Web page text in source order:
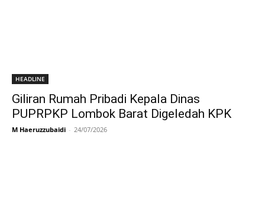
HEADLINE
Giliran Rumah Pribadi Kepala Dinas
PUPRPKP Lombok Barat Digeledah KPK
M Haeruzzubaidi - 24/07/2026